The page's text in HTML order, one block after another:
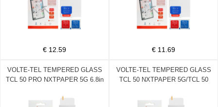
€ 12.59 € 11.69
VOLTE-TEL TEMPERED GLASS
TCL 50 PRO NXTPAPER 5G 6.8in
VOLTE-TEL TEMPERED GLASS
TCL 50 NXTPAPER 5G/TCL 50
0.30mm 2.5D FULL GLUE